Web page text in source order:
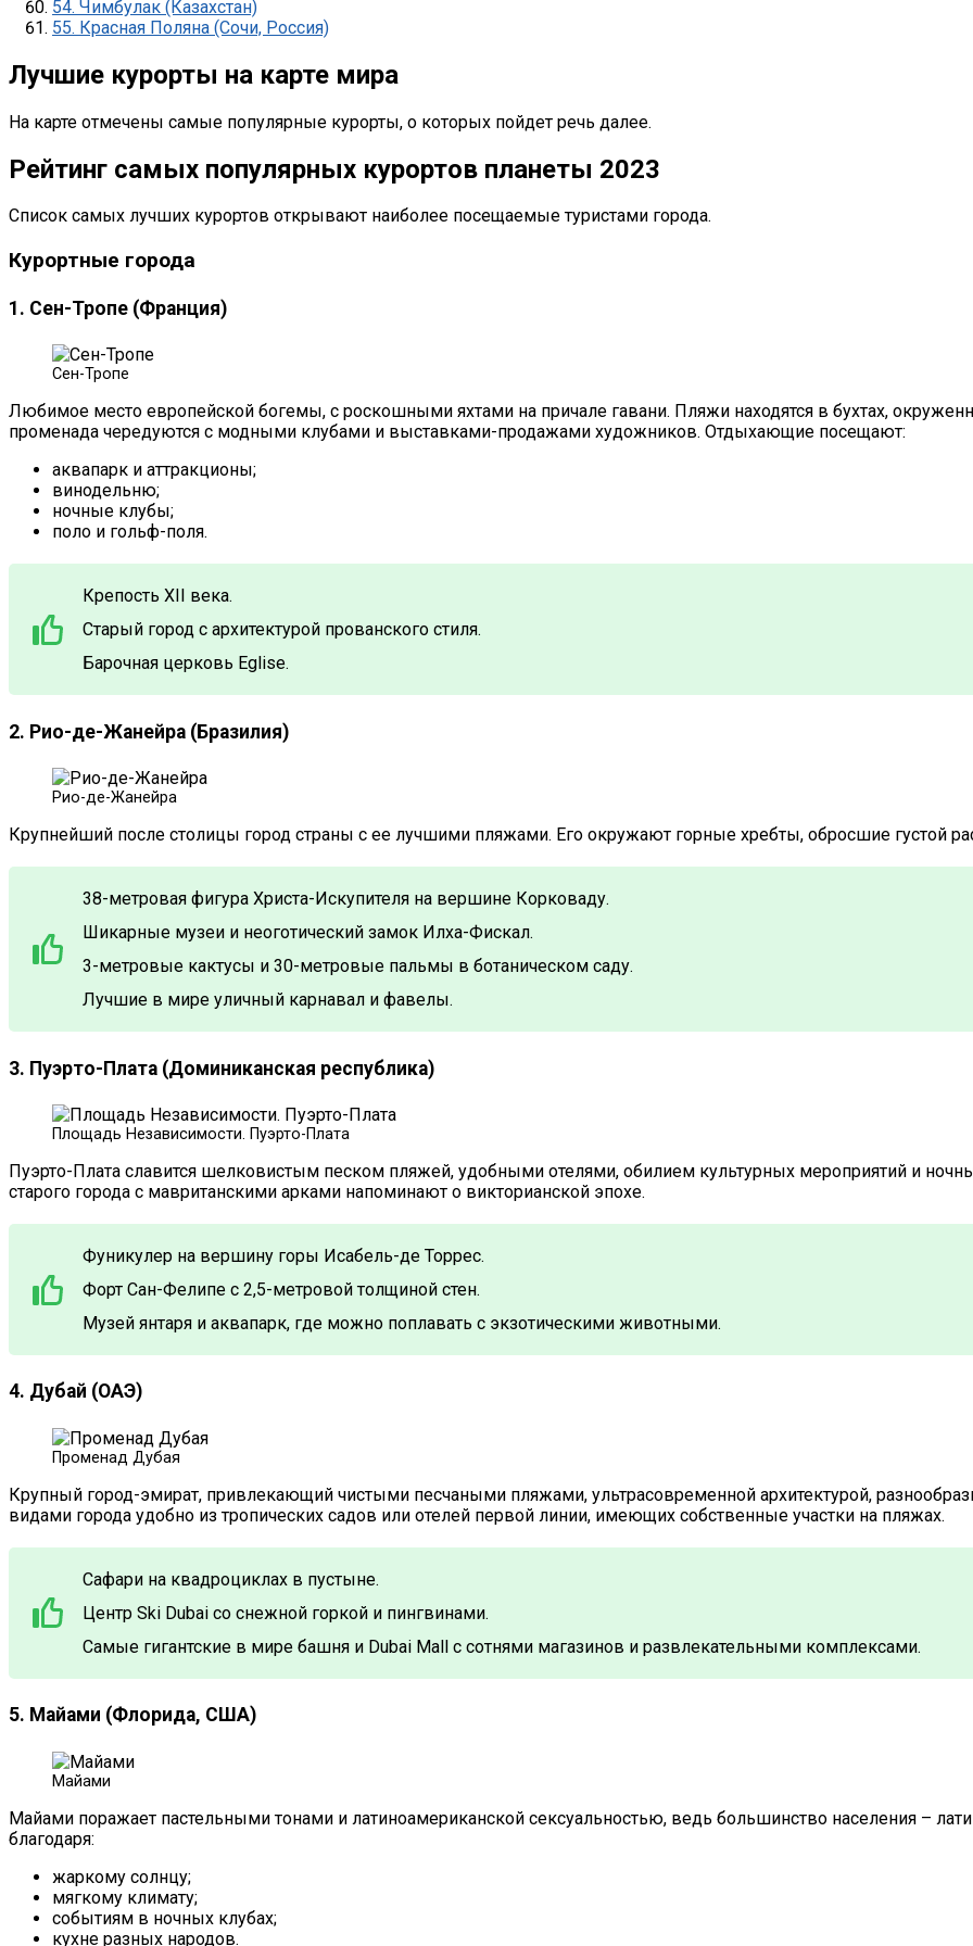
54. Чимбулак (Казахстан)
55. Красная Поляна (Сочи, Россия)
Лучшие курорты на карте мира
На карте отмечены самые популярные курорты, о которых пойдет речь далее.
Рейтинг самых популярных курортов планеты 2023
Список самых лучших курортов открывают наиболее посещаемые туристами города.
Курортные города
1. Сен-Тропе (Франция)
Сен-Тропе
Любимое место европейской богемы, с роскошными яхтами на причале гавани. Пляжи находятся в бухтах,
променада чередуются с модными клубами и выставками-продажами художников. Отдыхающие посещают:
аквапарк и аттракционы;
винодельню;
ночные клубы;
поло и гольф-поля.
Крепость XII века.
Старый город с архитектурой прованского стиля.
Барочная церковь Eglise.
2. Рио-де-Жанейра (Бразилия)
Рио-де-Жанейра
Крупнейший после столицы город страны с ее лучшими пляжами. Его окружают горные хребты, обросшие густой
38-метровая фигура Христа-Искупителя на вершине Корковаду.
Шикарные музеи и неоготический замок Илха-Фискал.
3-метровые кактусы и 30-метровые пальмы в ботаническом саду.
Лучшие в мире уличный карнавал и фавелы.
3. Пуэрто-Плата (Доминиканская республика)
Площадь Независимости. Пуэрто-Плата
Пуэрто-Плата славится шелковистым песком пляжей, удобными отелями, обилием культурных мероприятий и
старого города с мавританскими арками напоминают о викторианской эпохе.
Фуникулер на вершину горы Исабель-де Торрес.
Форт Сан-Фелипе с 2,5-метровой толщиной стен.
Музей янтаря и аквапарк, где можно поплавать с экзотическими животными.
4. Дубай (ОАЭ)
Променад Дубая
Крупный город-эмират, привлекающий чистыми песчаными пляжами, ультрасовременной архитектурой,
видами города удобно из тропических садов или отелей первой линии, имеющих собственные участки на пляжах.
Сафари на квадроциклах в пустыне.
Центр Ski Dubai со снежной горкой и пингвинами.
Самые гигантские в мире башня и Dubai Mall с сотнями магазинов и развлекательными комплексами.
5. Майами (Флорида, США)
Майами
Майами поражает пастельными тонами и латиноамериканской сексуальностью, ведь большинство населения –
благодаря:
жаркому солнцу;
мягкому климату;
событиям в ночных клубах;
кухне разных народов.